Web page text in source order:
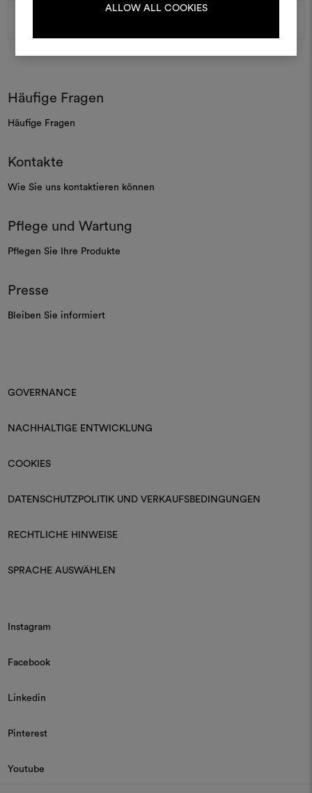
ALLOW ALL COOKIES
Adresse
Häufige Fragen
Häufige Fragen
Kontakte
Wie Sie uns kontaktieren können
Pflege und Wartung
Pflegen Sie Ihre Produkte
Presse
Bleiben Sie informiert
GOVERNANCE
NACHHALTIGE ENTWICKLUNG
COOKIES
DATENSCHUTZPOLITIK UND VERKAUFSBEDINGUNGEN
RECHTLICHE HINWEISE
SPRACHE AUSWÄHLEN
Instagram
Facebook
Linkedin
Pinterest
Youtube